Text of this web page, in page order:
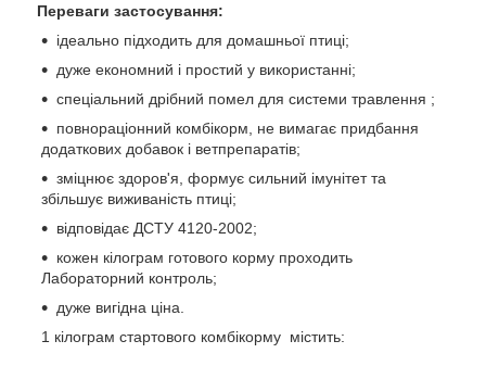
Переваги застосування:
ідеально підходить для домашньої птиці;
дуже економний і простий у використанні;
спеціальний дрібний помел для системи травлення ;
повнораціонний комбікорм, не вимагає придбання
додаткових добавок і ветпрепаратів;
зміцнює здоров'я, формує сильний імунітет та
збільшує виживаність птиці;
відповідає ДСТУ 4120-2002;
кожен кілограм готового корму проходить
Лабораторний контроль;
дуже вигідна ціна.
1 кілограм стартового комбікорму містить: